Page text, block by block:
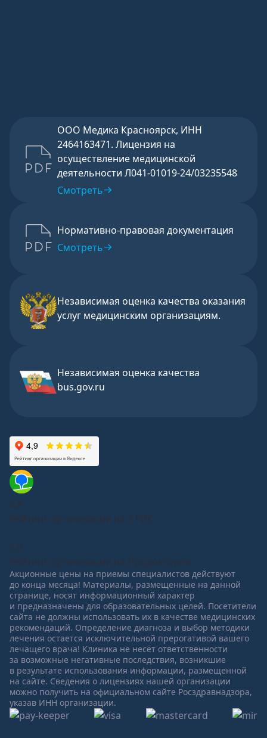
ООО Медика Красноярск, ИНН
2464163471. Лицензия на
осуществление медицинской
деятельности Л041-01019-24/03235548
Смотреть
Нормативно-правовая документация
Смотреть
Независимая оценка качества оказания
услуг медицинским организациям.
Независимая оценка качества
bus.gov.ru
4,8
Рейтинг организации на 2 ГИС
5,0
Рейтинг организации на Продокторов
Акционные цены на приемы специалистов действуют
до конца месяца! Материалы, размещенные на данной
странице, носят информационный характер
и предназначены для образовательных целей. Посетители
сайта не должны использовать их в качестве медицинских
рекомендаций. Определение диагноза и выбор методики
лечения остается исключительной прерогативой вашего
лечащего врача! Клиника не несёт ответственности
за возможные негативные последствия, возникшие
в результате использования информации, размещенной
на сайте. Сведения о лицензиях нашей организации
можно получить на официальном сайте Росздравнадзора,
указав ИНН организации.